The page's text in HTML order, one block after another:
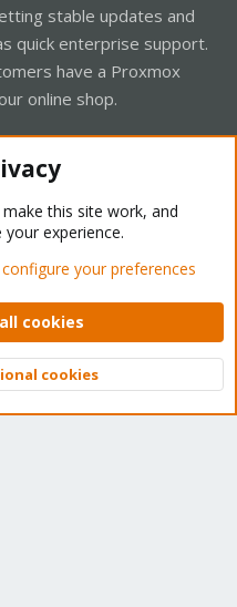
stable updates and
quick enterprise support.
have a Proxmox
online shop.
- Light Mode
policy Help Home
2026 XenForo Ltd.
Top
this site work, and
experience.
your preferences
cookies
cookies